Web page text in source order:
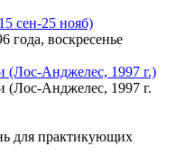
сен-25 нояб)
года, воскресенье
(Лос-Анджелес, 1997 г.)
Анджелес, 1997 г.
для практикующих